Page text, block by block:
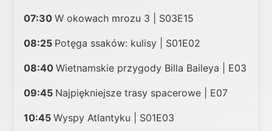
07:30 W okowach mrozu 3 | S03E15
08:25 Potęga ssaków: kulisy | S01E02
08:40 Wietnamskie przygody Billa Baileya | E03
09:45 Najpiękniejsze trasy spacerowe | E07
10:45 Wyspy Atlantyku | S01E03